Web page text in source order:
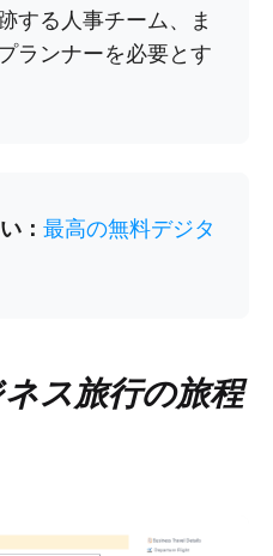
する人事チーム、ま
ランナーを必要とす
： 最高の無料デジタ
ス旅行の旅程